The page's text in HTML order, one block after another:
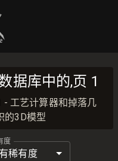
据库中的,页 1
- 工艺计算器和掉落几
的3D模型
度
稀有度